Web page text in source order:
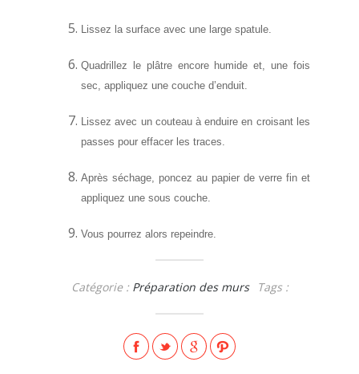
Lissez la surface avec une large spatule.
Quadrillez le plâtre encore humide et, une fois
sec, appliquez une couche d’enduit.
Lissez avec un couteau à enduire en croisant les
passes pour effacer les traces.
Après séchage, poncez au papier de verre fin et
appliquez une sous couche.
Vous pourrez alors repeindre.
Catégorie : Préparation des murs Tags :